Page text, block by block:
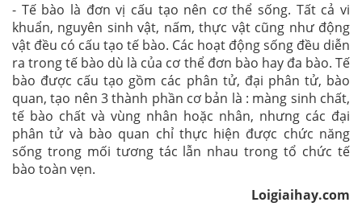
- Tế bào là đơn vị cấu tạo nên cơ thể sống. Tất cả vi
khuẩn, nguyên sinh vật, nấm, thực vật cũng như động
vật đều có cấu tạo tế bào. Các hoạt động sống đều diễn
ra trong tế bào dù là của cơ thể đơn bào hay đa bào. Tế
bào được cấu tạo gồm các phân tử, đại phân tử, bào
quan, tạo nên 3 thành phần cơ bản là : màng sinh chất,
tế bào chất và vùng nhân hoặc nhân, nhưng các đại
phân tử và bào quan chỉ thực hiện được chức năng
sống trong mối tương tác lẫn nhau trong tổ chức tế
bào toàn vẹn.
Loigiaihay.com